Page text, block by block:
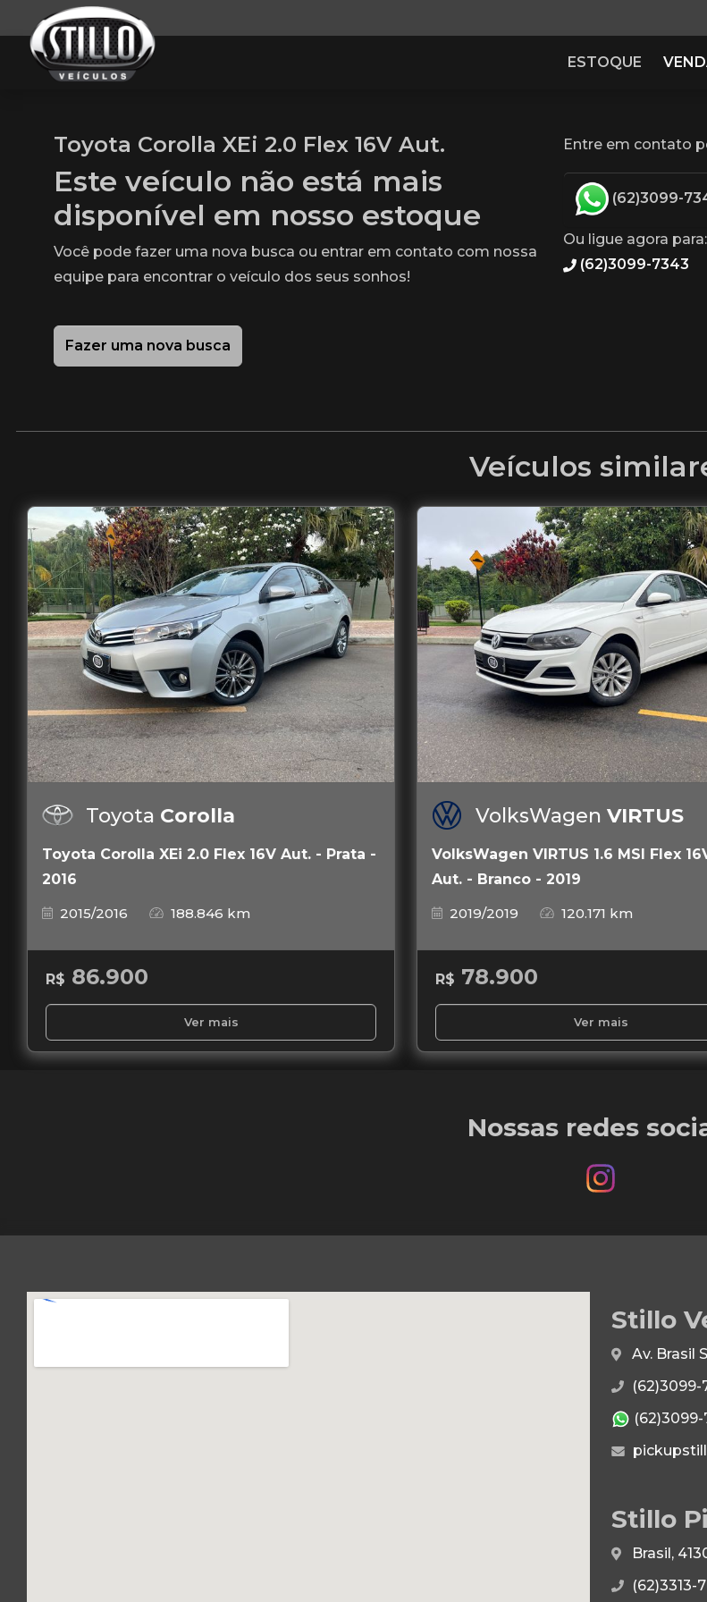
ESTOQUE
Toyota Corolla XEi 2.0 Flex 16V Aut.
Este veículo não está mais
disponível em nosso estoque
Você pode fazer uma nova busca ou entrar em contato com nossa
equipe para encontrar o veículo dos seus sonhos!
Fazer uma nova busca
Entre em contato
(62)3099-
Ou ligue agora para:
(62)3099-7343
Veículos
Toyota Corolla
Toyota Corolla XEi 2.0 Flex 16V Aut. - Prata -
2016
2015/2016
188.846 km
R$ 86.900
Ver mais
VolksWagen VIRTUS
VolksWagen VIRTUS 1.6 MSI Flex
Aut. - Branco - 2019
2019/2019
120.171 km
R$ 78.900
Ver mais
Nossas redes
Stillo
Av. Brasil
(62)3099-
Stillo
Brasil,
(62)3313-